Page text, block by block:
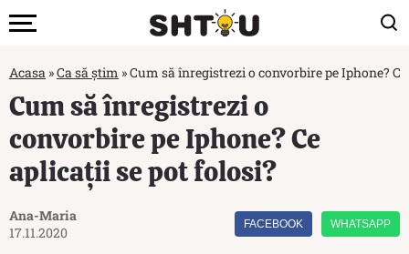
Acasa »Ca să știm »Cum să înregistrezi o convorbire pe Iphone?
Cum să înregistrezi o
convorbire pe Iphone? Ce
aplicații se pot folosi?
Ana-Maria
17.11.2020
FACEBOOK WHATSAPP